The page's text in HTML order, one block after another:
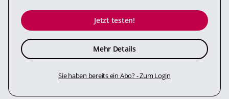
Jetzt testen!
Mehr Details
Sie haben bereits ein Abo? - Zum Login